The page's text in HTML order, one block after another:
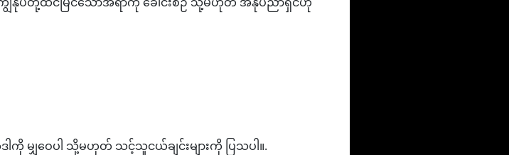
မျှဝေပါ သို့မဟုတ် သင့်သူငယ်ချင်းများကို ပြသပါ။.